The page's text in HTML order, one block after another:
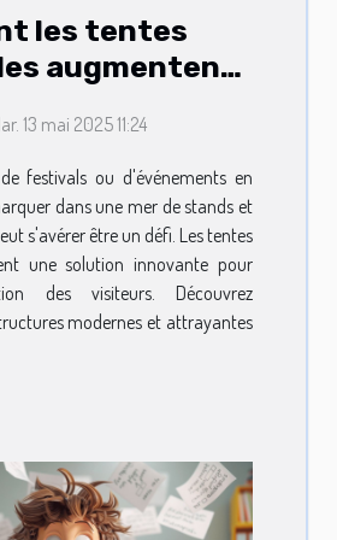
les tentes
augmentent
13 mai 2025 11:24
festivals ou d'événements en
dans une mer de stands et
s'avérer être un défi. Les tentes
une solution innovante pour
des visiteurs. Découvrez
modernes et attrayantes